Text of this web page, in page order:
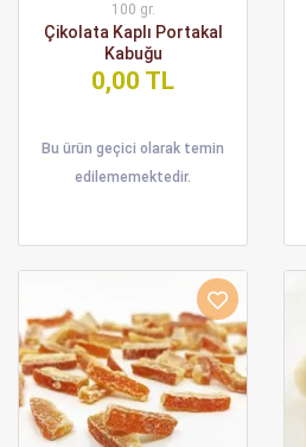
100 gr.
Çikolata Kaplı Portakal
Kabuğu
0,00 TL
Bu ürün geçici olarak temin
edilememektedir.